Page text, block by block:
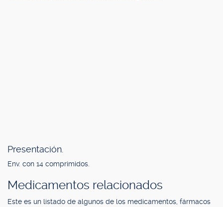
Presentación.
Env. con 14 comprimidos.
Medicamentos relacionados
Este es un listado de algunos de los medicamentos, fármacos